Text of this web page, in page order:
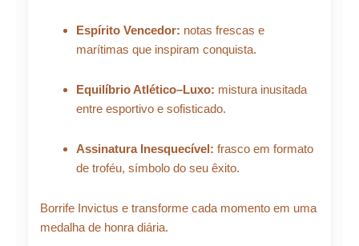
Espírito Vencedor: notas frescas e
marítimas que inspiram conquista.
Equilíbrio Atlético–Luxo: mistura inusitada
entre esportivo e sofisticado.
Assinatura Inesquecível: frasco em formato
de troféu, símbolo do seu êxito.
Borrife Invictus e transforme cada momento em uma
medalha de honra diária.